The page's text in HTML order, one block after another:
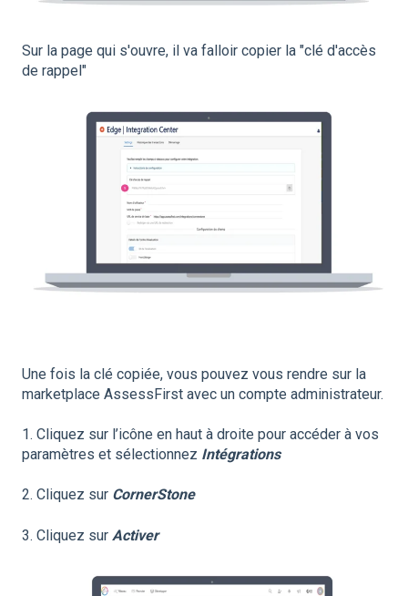
Sur la page qui s'ouvre, il va falloir copier la "clé d'accès
de rappel"
Une fois la clé copiée, vous pouvez vous rendre sur la
marketplace AssessFirst avec un compte administrateur.
1. Cliquez sur l’icône en haut à droite pour accéder à vos
paramètres et sélectionnez Intégrations
2. Cliquez sur CornerStone
3. Cliquez sur Activer